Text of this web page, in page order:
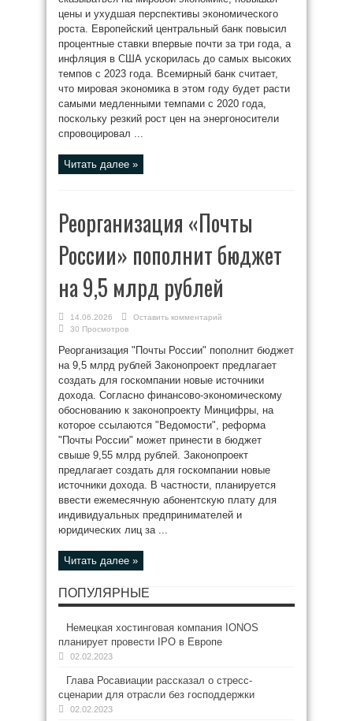
цены и ухудшая перспективы экономического
роста. Европейский центральный банк повысил
процентные ставки впервые почти за три года, а
инфляция в США ускорилась до самых высоких
темпов с 2023 года. Всемирный банк считает,
что мировая экономика в этом году будет расти
самыми медленными темпами с 2020 года,
поскольку резкий рост цен на энергоносители
спровоцировал ...
Читать далее »
Реорганизация «Почты
России» пополнит бюджет
на 9,5 млрд рублей
14.06.2026
Оставить комментарий
30 Просмотров
Реорганизация "Почты России" пополнит бюджет
на 9,5 млрд рублей Законопроект предлагает
создать для госкомпании новые источники
дохода. Согласно финансово-экономическому
обоснованию к законопроекту Минцифры, на
которое ссылаются "Ведомости", реформа
"Почты России" может принести в бюджет
свыше 9,55 млрд рублей. Законопроект
предлагает создать для госкомпании новые
источники дохода. В частности, планируется
ввести ежемесячную абонентскую плату для
индивидуальных предпринимателей и
юридических лиц за ...
Читать далее »
ПОПУЛЯРНЫЕ
Немецкая хостинговая компания IONOS
планирует провести IPO в Европе
02.02.2023
Глава Росавиации рассказал о стресс-
сценарии для отрасли без господдержки
02.02.2023